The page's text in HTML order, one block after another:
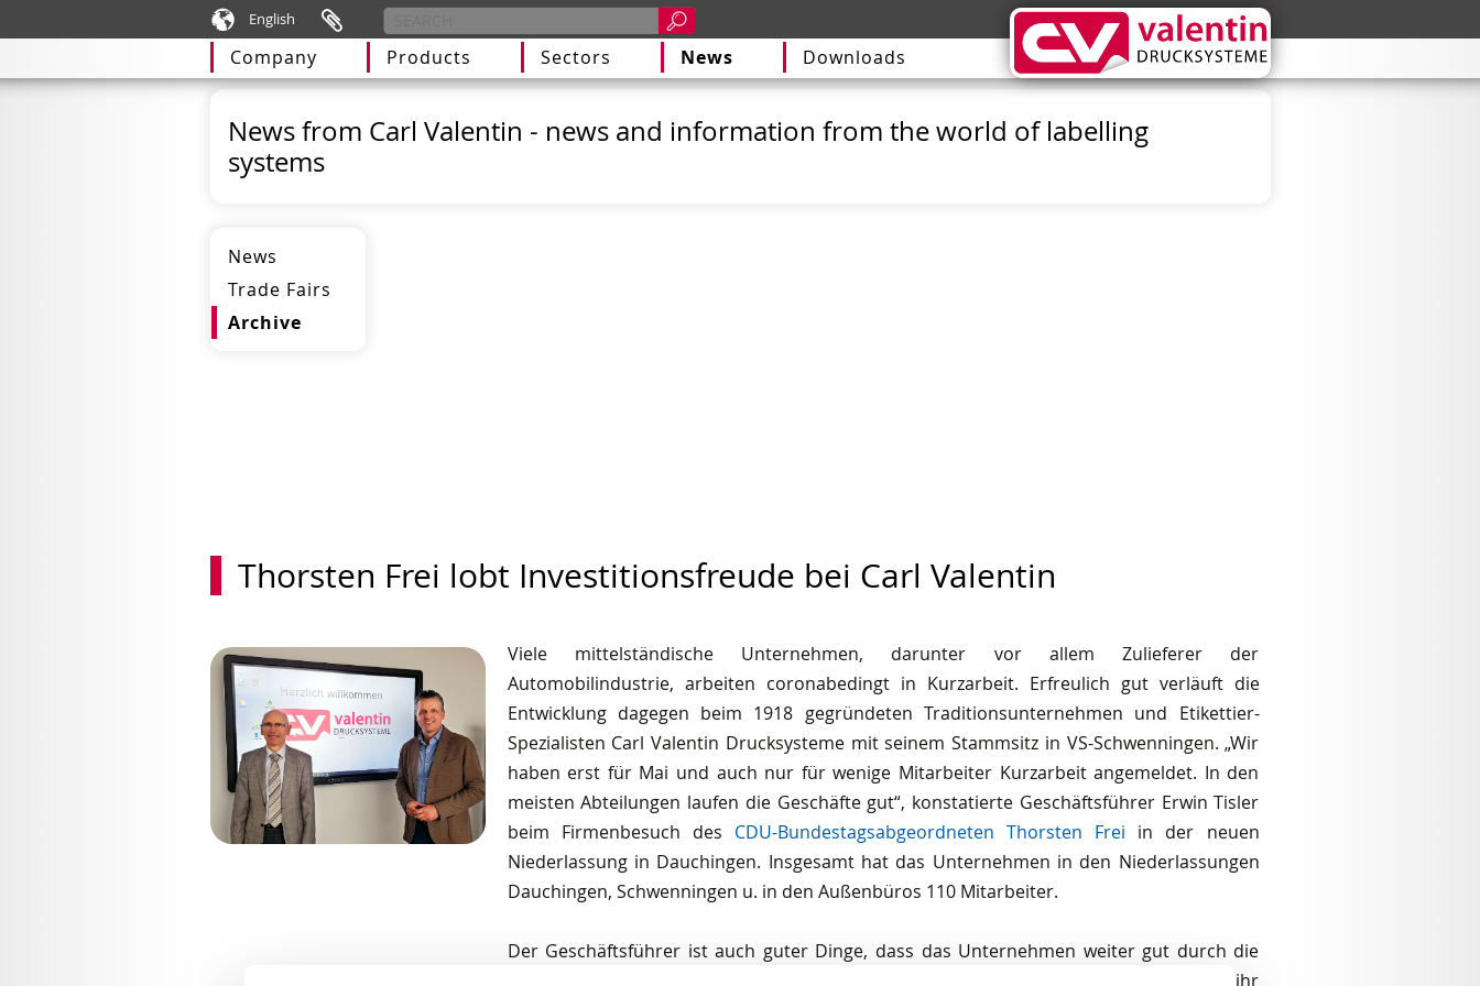
English
Company Products Sectors News Downloads
News from Carl Valentin - news and information from the world of labelling
systems
News
Trade Fairs
Archive
Thorsten Frei lobt Investitionsfreude bei Carl Valentin
Viele mittelständische Unternehmen, darunter vor allem Zulieferer der
Automobilindustrie, arbeiten coronabedingt in Kurzarbeit. Erfreulich gut verläuft die
Entwicklung dagegen beim 1918 gegründeten Traditionsunternehmen und Etikettier-
Spezialisten Carl Valentin Drucksysteme mit seinem Stammsitz in VS-Schwenningen. „Wir
haben erst für Mai und auch nur für wenige Mitarbeiter Kurzarbeit angemeldet. In den
meisten Abteilungen laufen die Geschäfte gut“, konstatierte Geschäftsführer Erwin Tisler
beim Firmenbesuch des CDU-Bundestagsabgeordneten Thorsten Frei in der neuen
Niederlassung in Dauchingen. Insgesamt hat das Unternehmen in den Niederlassungen
Dauchingen, Schwenningen u. in den Außenbüros 110 Mitarbeiter.
Der Geschäftsführer ist auch guter Dinge, dass das Unternehmen weiter gut durch die
aktuelle Krise kommen wird. Die Nachfrage nach Gütern steigt überall wieder und mit ihr